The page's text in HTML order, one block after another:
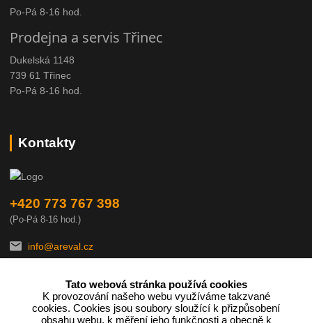
Po-Pá 8-16 hod.
Prodejna a servis Třinec
Dukelská 1148
739 61 Třinec
Po-Pá 8-16 hod.
Kontakty
+420 773 767 398
(Po-Pá 8-16 hod.)
info@areval.cz
Tato webová stránka používá cookies
K provozování našeho webu využíváme takzvané
cookies. Cookies jsou soubory sloužící k přizpůsobení
obsahu webu, k měření jeho funkčnosti a obecně k